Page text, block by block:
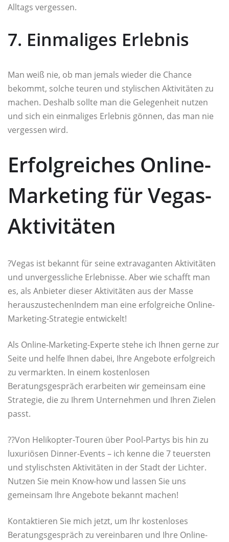
Alltags vergessen.
7. Einmaliges Erlebnis
Man weiß nie, ob man jemals wieder die Chance
bekommt, solche teuren und stylischen Aktivitäten zu
machen. Deshalb sollte man die Gelegenheit nutzen
und sich ein einmaliges Erlebnis gönnen, das man nie
vergessen wird.
Erfolgreiches Online-
Marketing für Vegas-
Aktivitäten
?Vegas ist bekannt für seine extravaganten Aktivitäten
und unvergessliche Erlebnisse. Aber wie schafft man
es, als Anbieter dieser Aktivitäten aus der Masse
herauszustechenIndem man eine erfolgreiche Online-
Marketing-Strategie entwickelt!
Als Online-Marketing-Experte stehe ich Ihnen gerne zur
Seite und helfe Ihnen dabei, Ihre Angebote erfolgreich
zu vermarkten. In einem kostenlosen
Beratungsgespräch erarbeiten wir gemeinsam eine
Strategie, die zu Ihrem Unternehmen und Ihren Zielen
passt.
??Von Helikopter-Touren über Pool-Partys bis hin zu
luxuriösen Dinner-Events – ich kenne die 7 teuersten
und stylischsten Aktivitäten in der Stadt der Lichter.
Nutzen Sie mein Know-how und lassen Sie uns
gemeinsam Ihre Angebote bekannt machen!
Kontaktieren Sie mich jetzt, um Ihr kostenloses
Beratungsgespräch zu vereinbaren und Ihre Online-